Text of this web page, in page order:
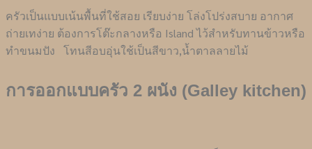
ครัวเป็นแบบเน้นพื้นที่ใช้สอย เรียบง่าย โล่งโปร่งสบาย อากาศ
ถ่ายเทง่าย ต้องการโต๊ะกลางหรือ Island ไว้สำหรับทานข้าวหรือ
ทำขนมปัง โทนสีอบอุ่นใช้เป็นสีขาว,น้ำตาลลายไม้
การออกแบบครัว 2 ผนัง (Galley kitchen)